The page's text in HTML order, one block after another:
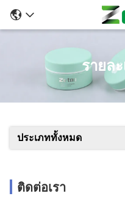
รายล
ประเภททั้งหมด
ติดต่อเรา